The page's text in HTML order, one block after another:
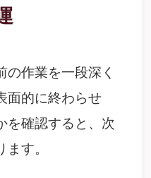
の作業を一段深く
面的に終わらせ
を確認すると、次
す。